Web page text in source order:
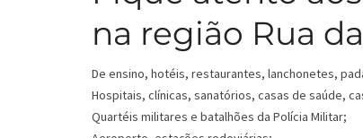
na região Rua
De ensino, hotéis, restaurantes, lanchonetes,
Hospitais, clínicas, sanatórios, casas de saúde,
Quartéis militares e batalhões da Polícia Militar;